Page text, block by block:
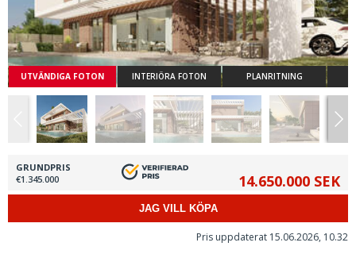
UTVÄNDIGA FOTON INTERIÖRA FOTON PLANRITNING
GRUNDPRIS
€1.345.000
14.650.000 SEK
JAG VILL KÖPA
Pris uppdaterat 15.06.2026, 10.32